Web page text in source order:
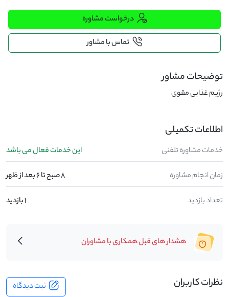
درخواست مشاوره
تماس با مشاور
اطلاعات تکمیلی
خدمات مشاوره تلفنی این خدمات فعال می باشد
زمان انجام مشاوره 8 صبح تا 6 بعد از ظهر
تعداد بازدید 1 بازدید
هشدار های قبل همکاری با مشاوران
توضیحات مشاور
رژیم غذایی مقوی
نظرات کاربران ثبت دیدگاه